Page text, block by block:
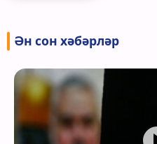
Ән сон хәбәрләр